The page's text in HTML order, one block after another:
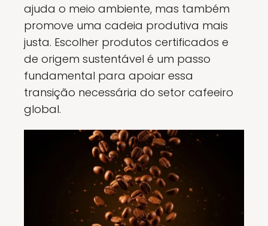
ajuda o meio ambiente, mas também
promove uma cadeia produtiva mais
justa. Escolher produtos certificados e
de origem sustentável é um passo
fundamental para apoiar essa
transição necessária do setor cafeeiro
global.